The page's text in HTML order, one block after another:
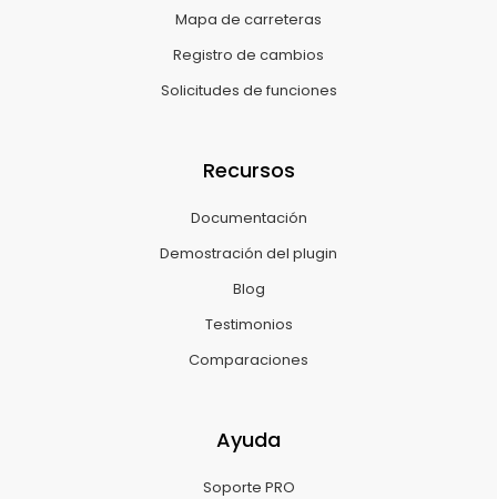
Mapa de carreteras
Registro de cambios
Solicitudes de funciones
Recursos
Documentación
Demostración del plugin
Blog
Testimonios
Comparaciones
Ayuda
Soporte PRO